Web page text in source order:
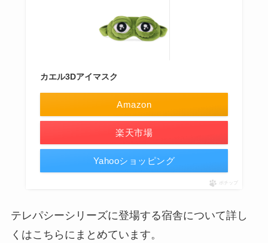
カエル3Dアイマスク
Amazon
楽天市場
Yahooショッピング
ポチップ
テレパシーシリーズに登場する宿舎について詳し
くはこちらにまとめています。